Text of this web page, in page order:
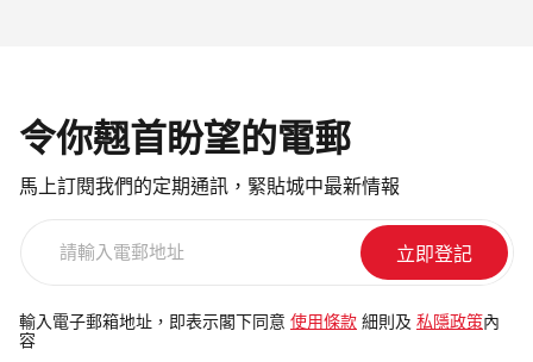
令你翹首盼望的電郵
馬上訂閱我們的定期通訊，緊貼城中最新情報
電
郵
輸入電子郵箱地址，即表示閣下同意 使用條款 細則及 私隱政策 內
容